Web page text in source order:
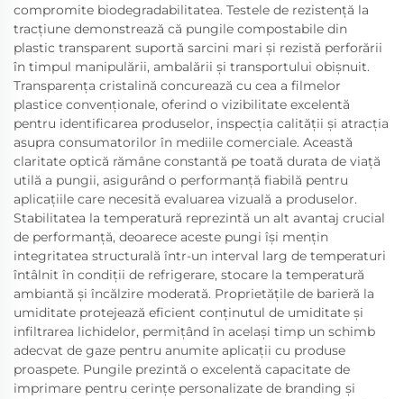
compromite biodegradabilitatea. Testele de rezistență la
tracțiune demonstrează că pungile compostabile din
plastic transparent suportă sarcini mari și rezistă perforării
în timpul manipulării, ambalării și transportului obișnuit.
Transparența cristalină concurează cu cea a filmelor
plastice convenționale, oferind o vizibilitate excelentă
pentru identificarea produselor, inspecția calității și atracția
asupra consumatorilor în mediile comerciale. Această
claritate optică rămâne constantă pe toată durata de viață
utilă a pungii, asigurând o performanță fiabilă pentru
aplicațiile care necesită evaluarea vizuală a produselor.
Stabilitatea la temperatură reprezintă un alt avantaj crucial
de performanță, deoarece aceste pungi își mențin
integritatea structurală într-un interval larg de temperaturi
întâlnit în condiții de refrigerare, stocare la temperatură
ambiantă și încălzire moderată. Proprietățile de barieră la
umiditate protejează eficient conținutul de umiditate și
infiltrarea lichidelor, permițând în același timp un schimb
adecvat de gaze pentru anumite aplicații cu produse
proaspete. Pungile prezintă o excelentă capacitate de
imprimare pentru cerințe personalizate de branding și